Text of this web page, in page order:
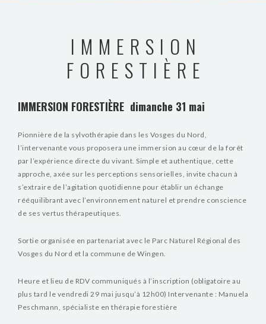
IMMERSION
FORESTIÈRE
IMMERSION FORESTIÈRE dimanche 31 mai
Pionnière de la sylvothérapie dans les Vosges du Nord,
l’intervenante vous proposera une immersion au cœur de la forêt
par l’expérience directe du vivant. Simple et authentique, cette
approche, axée sur les perceptions sensorielles, invite chacun à
s’extraire de l’agitation quotidienne pour établir un échange
rééquilibrant avec l’environnement naturel et prendre conscience
de ses vertus thérapeutiques.
Sortie organisée en partenariat avec le Parc Naturel Régional des
Vosges du Nord et la commune de Wingen.
Heure et lieu de RDV communiqués à l’inscription (obligatoire au
plus tard le vendredi 29 mai jusqu’à 12h00) Intervenante : Manuela
Peschmann, spécialiste en thérapie forestière